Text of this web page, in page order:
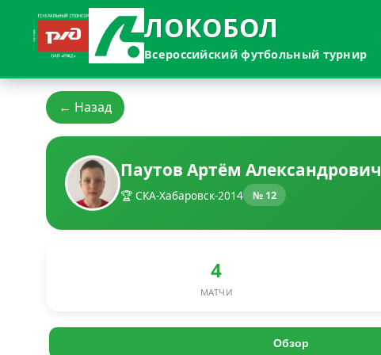
ЛОКОБОЛ
Всероссийский футбольный турнир
← Назад
Паутов Артём Александрович
🏆 СКА-Хабаровск-2014 № 12
4
МАТЧИ
Обзор